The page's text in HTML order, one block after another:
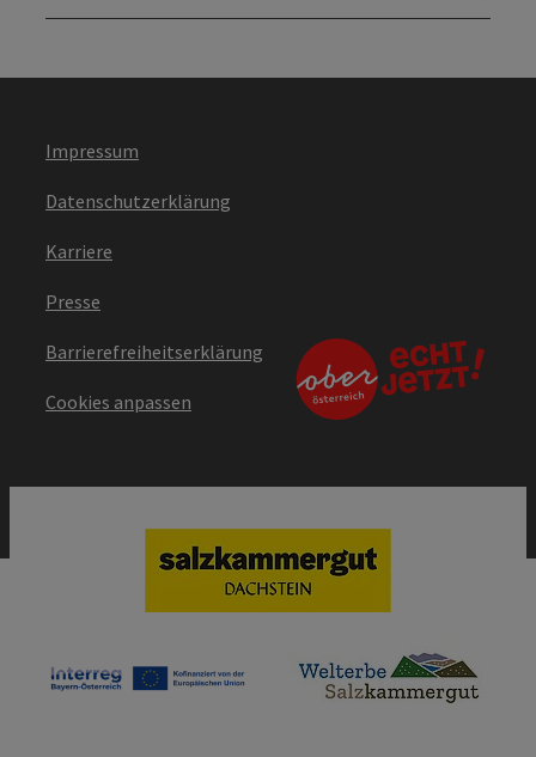
Impressum
Datenschutzerklärung
Karriere
Presse
Barrierefreiheitserklärung
Cookies anpassen